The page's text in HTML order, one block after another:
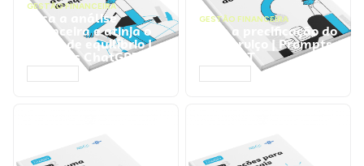
GESTÃO FINANCEIRA
Faça a análise
financeira e atinja o
ponto de equilíbrio |
Prompts ChatGPT
GESTÃO FINANCEIRA
Faça a precificação do
seu serviço | Prompts
ChatGPT